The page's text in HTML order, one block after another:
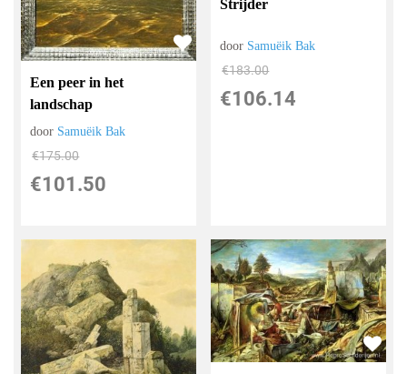
Een peer in het
landschap
door Samuëik Bak
€175.00
€101.50
Strijder
door Samuëik Bak
€183.00
€106.14